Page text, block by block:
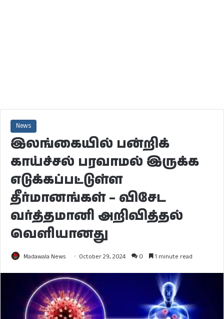
News
இலங்கையில் பன்றிக்
காய்ச்சல் பரவாமல் இருக்க
எடுக்கப்பட்டுள்ள
தீர்மானங்கள் – விசேட
வர்த்தமானி அறிவித்தல்
வெளியானது
Madawala News October 29, 2024 0 1 minute read